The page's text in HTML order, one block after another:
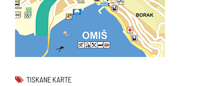
TISKANE KARTE